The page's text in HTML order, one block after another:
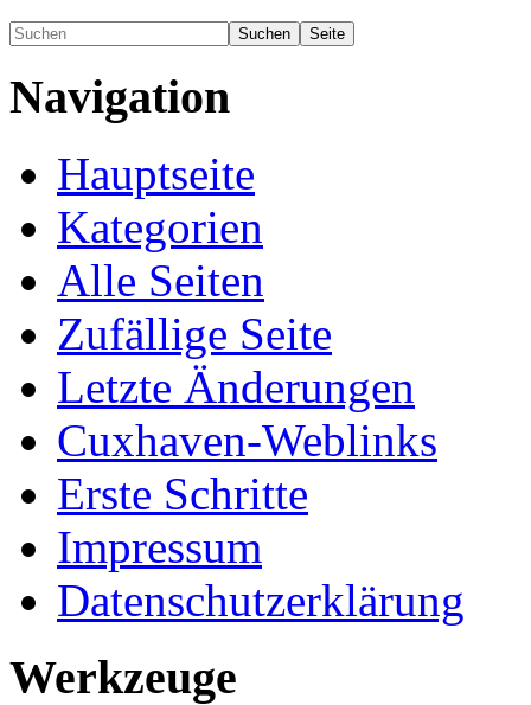
Navigation
Hauptseite
Kategorien
Alle Seiten
Zufällige Seite
Letzte Änderungen
Cuxhaven-Weblinks
Erste Schritte
Impressum
Datenschutzerklärung
Werkzeuge